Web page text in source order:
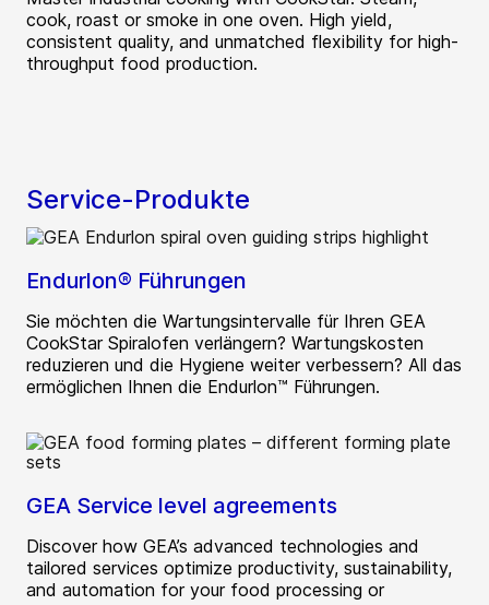
cook, roast or smoke in one oven. High yield,
consistent quality, and unmatched flexibility for high-
throughput food production.
Service-Produkte
Endurlon® Führungen
Sie möchten die Wartungsintervalle für Ihren GEA
CookStar Spiralofen verlängern? Wartungskosten
reduzieren und die Hygiene weiter verbessern? All das
ermöglichen Ihnen die Endurlon™ Führungen.
GEA Service level agreements
Discover how GEA’s advanced technologies and
tailored services optimize productivity, sustainability,
and automation for your food processing or